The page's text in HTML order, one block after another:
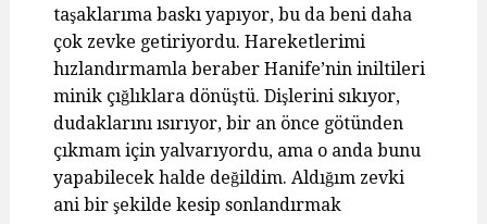
taşaklarıma baskı yapıyor, bu da beni daha
çok zevke getiriyordu. Hareketlerimi
hızlandırmamla beraber Hanife’nin iniltileri
minik çığlıklara dönüştü. Dişlerini sıkıyor,
dudaklarını ısırıyor, bir an önce götünden
çıkmam için yalvarıyordu, ama o anda bunu
yapabilecek halde değildim. Aldığım zevki
ani bir şekilde kesip sonlandırmak